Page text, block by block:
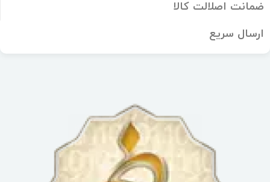
ضمانت اصلالت کالا
ارسال سریع